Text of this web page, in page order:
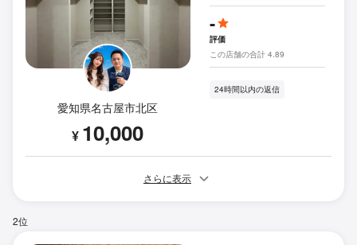
愛知県名古屋市北区
¥ 10,000
-
評価
この店舗の合計 4.89
24時間以内の返信
さらに表示
2位